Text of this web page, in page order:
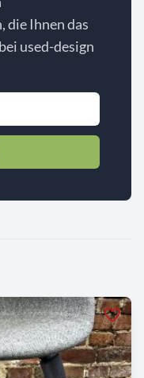
die Ihnen das
used-design